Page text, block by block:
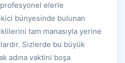
elerle
bünyesinde bulunan
tam manasıyla yerine
Sizlerde bu büyük
adına vaktini boşa